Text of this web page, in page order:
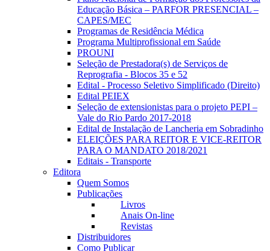
Educação Básica – PARFOR PRESENCIAL –
CAPES/MEC
Programas de Residência Médica
Programa Multiprofissional em Saúde
PROUNI
Seleção de Prestadora(s) de Serviços de
Reprografia - Blocos 35 e 52
Edital - Processo Seletivo Simplificado (Direito)
Edital PEIEX
Seleção de extensionistas para o projeto PEPI –
Vale do Rio Pardo 2017-2018
Edital de Instalação de Lancheria em Sobradinho
ELEIÇÕES PARA REITOR E VICE-REITOR
PARA O MANDATO 2018/2021
Editais - Transporte
Editora
Quem Somos
Publicações
Livros
Anais On-line
Revistas
Distribuidores
Como Publicar